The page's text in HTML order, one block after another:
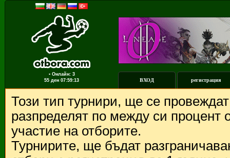
▪ Онлайн: 3
55 ден 07:59:13 ВХОД регистрация
Този тип турнири, ще се
разпределят по между си процент
участие на отборите.
Турнирите, ще бъдат